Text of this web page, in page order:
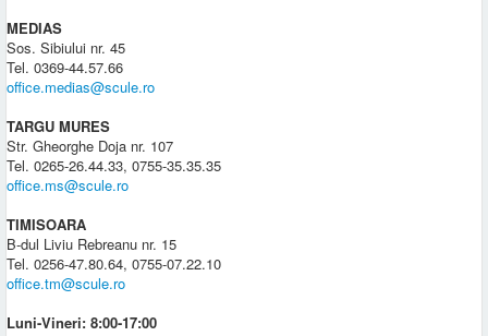
MEDIAS
Sos. Sibiului nr. 45
Tel. 0369-44.57.66
office.medias@scule.ro
TARGU MURES
Str. Gheorghe Doja nr. 107
Tel. 0265-26.44.33, 0755-35.35.35
office.ms@scule.ro
TIMISOARA
B-dul Liviu Rebreanu nr. 15
Tel. 0256-47.80.64, 0755-07.22.10
office.tm@scule.ro
Luni-Vineri: 8:00-17:00